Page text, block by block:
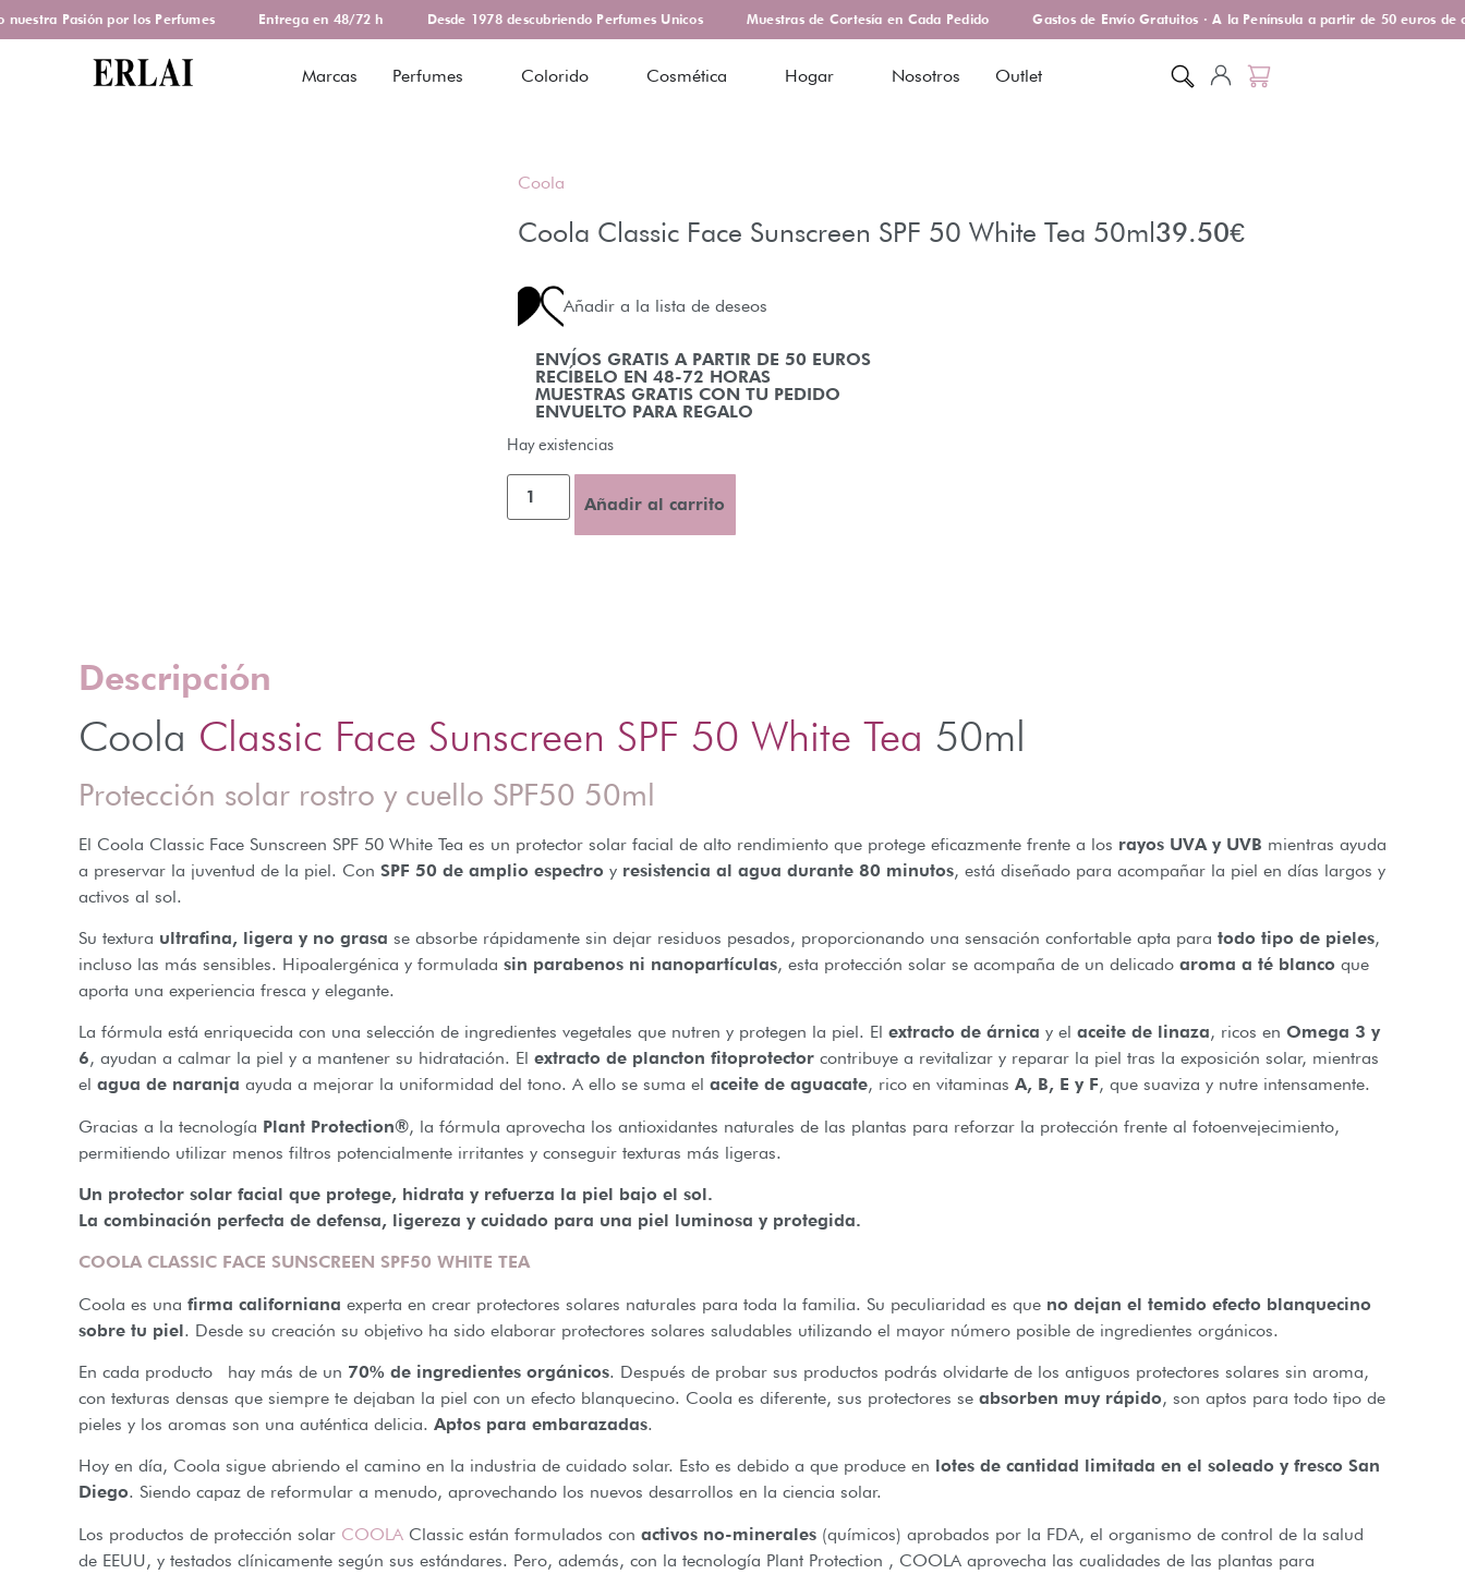
Pasión por los Perfumes Entrega en 48/72 h Desde 1978 descubriendo Perfumes Unicos Muestras de Cortesía en Cada Pedido Gastos de Envío Gratuitos · A la Península a partir de 50 euros de
Marcas Perfumes Colorido Cosmética Hogar Nosotros Outlet
Coola
Coola Classic Face Sunscreen SPF 50 White Tea 50ml39.50€
Añadir a la lista de deseos
ENVÍOS GRATIS A PARTIR DE 50 EUROS
RECÍBELO EN 48-72 HORAS
MUESTRAS GRATIS CON TU PEDIDO
ENVUELTO PARA REGALO
Hay existencias
Añadir al carrito
Descripción
Coola Classic Face Sunscreen SPF 50 White Tea 50ml
Protección solar rostro y cuello SPF50 50ml
El Coola Classic Face Sunscreen SPF 50 White Tea es un protector solar facial de alto rendimiento que protege eficazmente frente a los rayos UVA y UVB mientras ayuda
a preservar la juventud de la piel. Con SPF 50 de amplio espectro y resistencia al agua durante 80 minutos, está diseñado para acompañar la piel en días largos y
activos al sol.
Su textura ultrafina, ligera y no grasa se absorbe rápidamente sin dejar residuos pesados, proporcionando una sensación confortable apta para todo tipo de pieles,
incluso las más sensibles. Hipoalergénica y formulada sin parabenos ni nanopartículas, esta protección solar se acompaña de un delicado aroma a té blanco que
aporta una experiencia fresca y elegante.
La fórmula está enriquecida con una selección de ingredientes vegetales que nutren y protegen la piel. El extracto de árnica y el aceite de linaza, ricos en Omega 3 y
6, ayudan a calmar la piel y a mantener su hidratación. El extracto de plancton fitoprotector contribuye a revitalizar y reparar la piel tras la exposición solar, mientras
el agua de naranja ayuda a mejorar la uniformidad del tono. A ello se suma el aceite de aguacate, rico en vitaminas A, B, E y F, que suaviza y nutre intensamente.
Gracias a la tecnología Plant Protection®, la fórmula aprovecha los antioxidantes naturales de las plantas para reforzar la protección frente al fotoenvejecimiento,
permitiendo utilizar menos filtros potencialmente irritantes y conseguir texturas más ligeras.
Un protector solar facial que protege, hidrata y refuerza la piel bajo el sol.
La combinación perfecta de defensa, ligereza y cuidado para una piel luminosa y protegida.
COOLA CLASSIC FACE SUNSCREEN SPF50 WHITE TEA
Coola es una firma californiana experta en crear protectores solares naturales para toda la familia. Su peculiaridad es que no dejan el temido efecto blanquecino
sobre tu piel. Desde su creación su objetivo ha sido elaborar protectores solares saludables utilizando el mayor número posible de ingredientes orgánicos.
En cada producto hay más de un 70% de ingredientes orgánicos. Después de probar sus productos podrás olvidarte de los antiguos protectores solares sin aroma,
con texturas densas que siempre te dejaban la piel con un efecto blanquecino. Coola es diferente, sus protectores se absorben muy rápido, son aptos para todo tipo de
pieles y los aromas son una auténtica delicia. Aptos para embarazadas.
Hoy en día, Coola sigue abriendo el camino en la industria de cuidado solar. Esto es debido a que produce en lotes de cantidad limitada en el soleado y fresco San
Diego. Siendo capaz de reformular a menudo, aprovechando los nuevos desarrollos en la ciencia solar.
Los productos de protección solar COOLA Classic están formulados con activos no-minerales (químicos) aprobados por la FDA, el organismo de control de la salud
de EEUU, y testados clínicamente según sus estándares. Pero, además, con la tecnología Plant Protection , COOLA aprovecha las cualidades de las plantas para